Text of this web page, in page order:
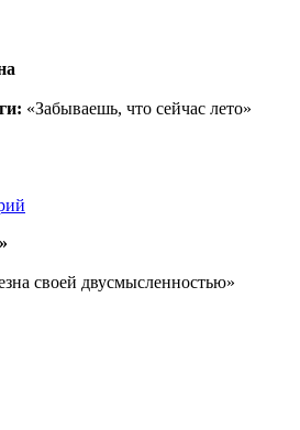
«Забываешь, что сейчас лето»
своей двусмысленностью»